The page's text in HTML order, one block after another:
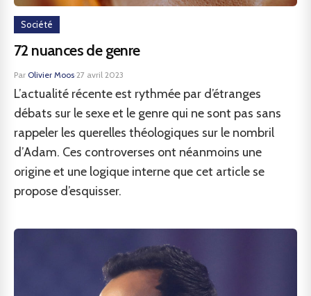
Société
72 nuances de genre
Par Olivier Moos·27 avril 2023
L’actualité récente est rythmée par d’étranges
débats sur le sexe et le genre qui ne sont pas sans
rappeler les querelles théologiques sur le nombril
d’Adam. Ces controverses ont néanmoins une
origine et une logique interne que cet article se
propose d’esquisser.